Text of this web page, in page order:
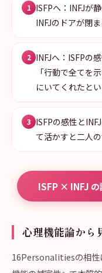
1
ISFPへ：INFJが
INFJのドアが閉
2 INFJへ：ISFPの
「行動で全て
にいてくれたと
3
ISFPの感性と
て活かすと二人
ISFP × INFJ
心理機能論か
16Personalitiesの相性